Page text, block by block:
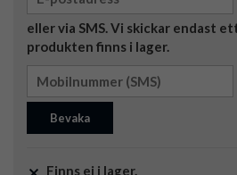
eller via SMS. Vi skickar endast
produkten finns i lager.
Bevaka
Finns ej i lager.